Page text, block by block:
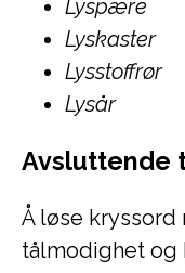
Lyspære
Lyskaster
Lysstoffrør
Lysår
Avsluttende
Å løse kryssord
tålmodighet og